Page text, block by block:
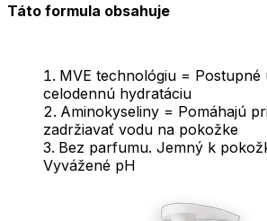
Táto formula obsahuje
MVE technológiu =
celodennú hydratáciu
Aminokyseliny = Pomáhajú
zadržiavať vodu na pokožke
Bez parfumu. Jemný k
Vyvážené pH